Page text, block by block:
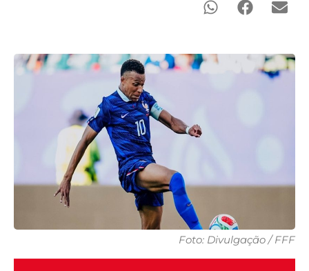
Foto: Divulgação / FFF